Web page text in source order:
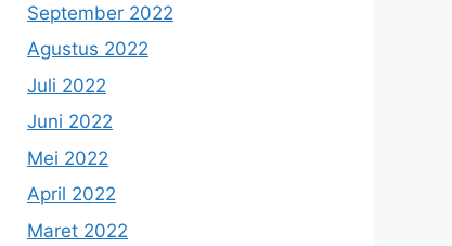
September 2022
Agustus 2022
Juli 2022
Juni 2022
Mei 2022
April 2022
Maret 2022